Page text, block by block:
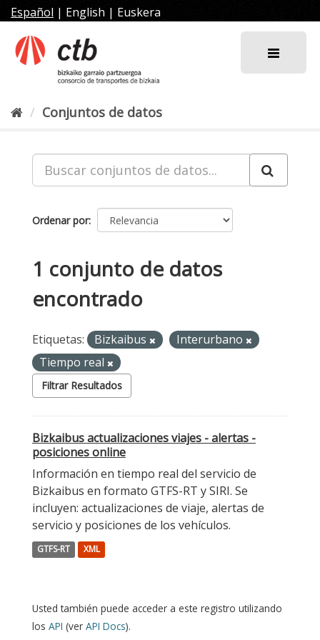
al
contenido
Español | English | Euskera
Conjuntos de datos
Ordenar por
1 conjunto de datos
encontrado
Etiquetas: Bizkaibus
Interurbano
Tiempo real
Filtrar Resultados
Bizkaibus actualizaciones viajes - alertas -
posiciones online
Información en tiempo real del servicio de
Bizkaibus en formato GTFS-RT y SIRI. Se
incluyen: actualizaciones de viaje, alertas de
servicio y posiciones de los vehículos.
GTFS-RT XML
Usted también puede acceder a este registro utilizando
los API (ver API Docs).